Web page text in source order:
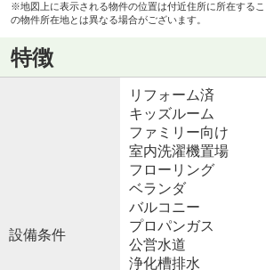
※地図上に表示される物件の位置は付近住所に所在する
の物件所在地とは異なる場合がございます。
特徴
設備条件
リフォーム済
キッズルーム
ファミリー向け
室内洗濯機置場
フローリング
ベランダ
バルコニー
プロパンガス
公営水道
浄化槽排水